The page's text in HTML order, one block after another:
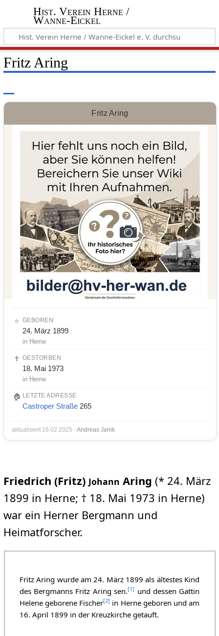
Hist. Verein Herne /
Wanne-Eickel
Fritz Aring
Fritz Aring
⭐ GEBOREN
24. März 1899
in Herne
✝️ GESTORBEN
18. Mai 1973
in Herne
🏠 LETZTE ADRESSE
Castroper Straße265
aktualisiert 16.02.2025 · Andreas Janik
Friedrich (Fritz) Johann Aring (* 24. März
1899 in Herne; † 18. Mai 1973 in Herne)
war ein Herner Bergmann und
Heimatforscher.
Fritz Aring wurde am 24. März 1899 als ältestes Kind
des Bergmanns Fritz Aring sen.[1] und dessen Gattin
Helene geborene Fischer[2] in Herne geboren und am
16. April 1899 in der Kreuzkirche getauft.